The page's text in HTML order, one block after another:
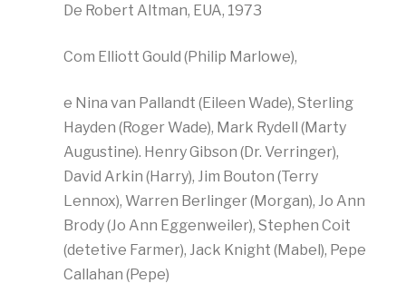
De Robert Altman, EUA, 1973
Com Elliott Gould (Philip Marlowe),
e Nina van Pallandt (Eileen Wade), Sterling
Hayden (Roger Wade), Mark Rydell (Marty
Augustine). Henry Gibson (Dr. Verringer),
David Arkin (Harry), Jim Bouton (Terry
Lennox), Warren Berlinger (Morgan), Jo Ann
Brody (Jo Ann Eggenweiler), Stephen Coit
(detetive Farmer), Jack Knight (Mabel), Pepe
Callahan (Pepe)